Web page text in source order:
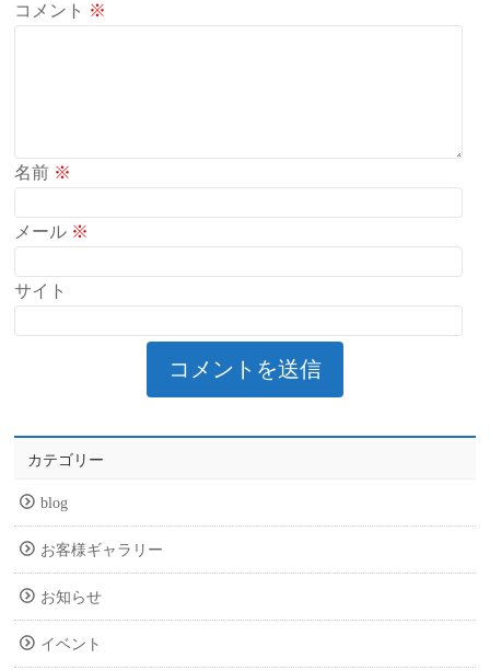
コメント ※
名前 ※
メール ※
サイト
カテゴリー
blog
お客様ギャラリー
お知らせ
イベント